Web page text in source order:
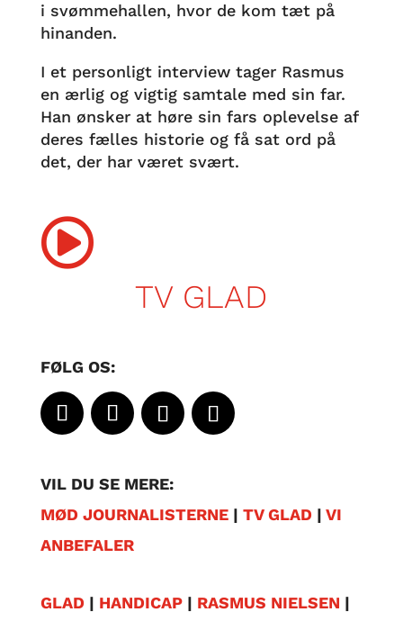
i svømmehallen, hvor de kom tæt på
hinanden.
I et personligt interview tager Rasmus
en ærlig og vigtig samtale med sin far.
Han ønsker at høre sin fars oplevelse af
deres fælles historie og få sat ord på
det, der har været svært.

TV GLAD
FØLG OS:
VIL DU SE MERE:
MØD JOURNALISTERNE| TV GLAD | VI
ANBEFALER
GLAD | HANDICAP| RASMUS NIELSEN |